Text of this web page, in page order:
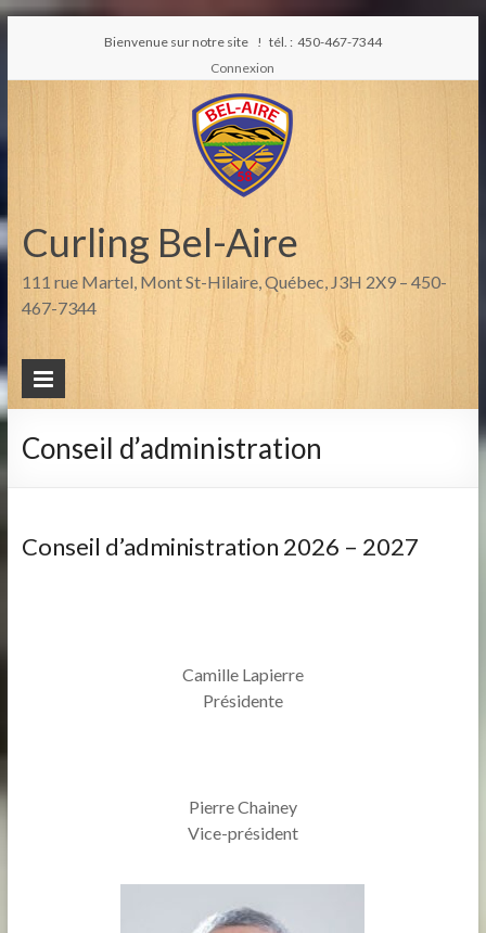
Bienvenue sur notre site ! tél. : 450-467-7344
Connexion
Curling Bel-Aire
111 rue Martel, Mont St-Hilaire, Québec, J3H 2X9 – 450-
467-7344
Conseil d’administration
Conseil d’administration 2026 – 2027
Camille Lapierre
Présidente
Pierre Chainey
Vice-président